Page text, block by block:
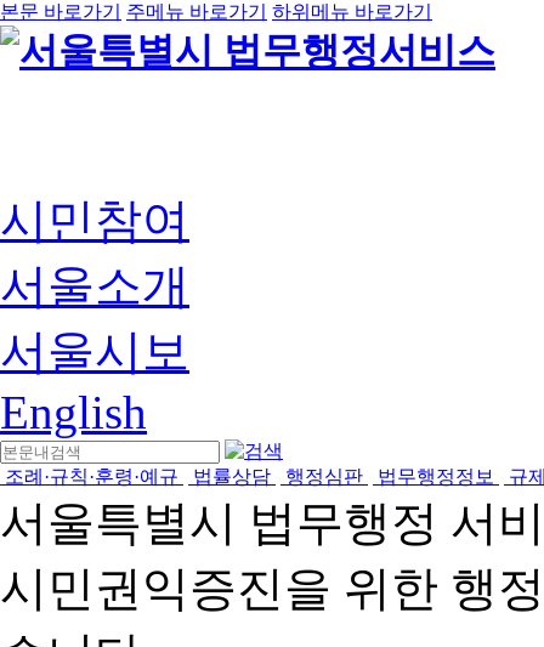
본문 바로가기 주메뉴 바로가기 하위메뉴 바로가기
시민참여
서울소개
서울시보
English
조례·규칙·훈령·예규 법률상담 행정심판 법무행정정보 규
서울특별시 법무행정 서
시민권익증진을 위한 행